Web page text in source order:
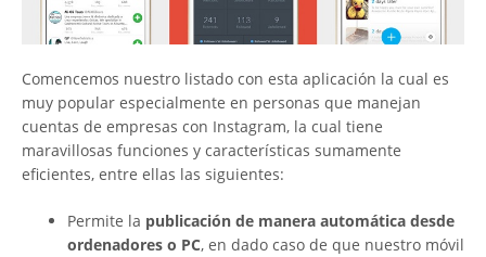
Comencemos nuestro listado con esta aplicación la cual es
muy popular especialmente en personas que manejan
cuentas de empresas con Instagram, la cual tiene
maravillosas funciones y características sumamente
eficientes, entre ellas las siguientes:
Permite la publicación de manera automática desde
ordenadores o PC, en dado caso de que nuestro móvil